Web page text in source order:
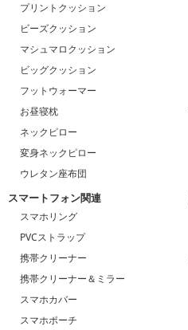
プリントクッション
ビーズクッション
マシュマロクッション
ビッグクッション
フットウォーマー
お昼寝枕
ネックピロー
変身ネックピロー
ウレタン座布団
スマートフォン関連
スマホリング
PVCストラップ
携帯クリーナー
携帯クリーナー＆ミラー
スマホカバー
スマホポーチ